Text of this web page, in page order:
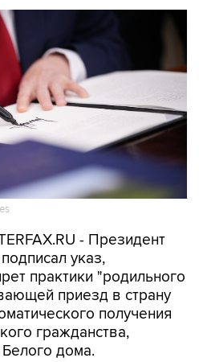
- Президент
указ,
практики "родильного
приезд в страну
получения
гражданства,
Белого дома.